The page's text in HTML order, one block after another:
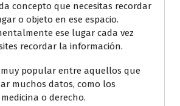
concepto que necesitas recordar
o objeto en ese espacio.
ese lugar cada vez
recordar la información.
muy popular entre aquellos que
muchos datos, como los
o derecho.